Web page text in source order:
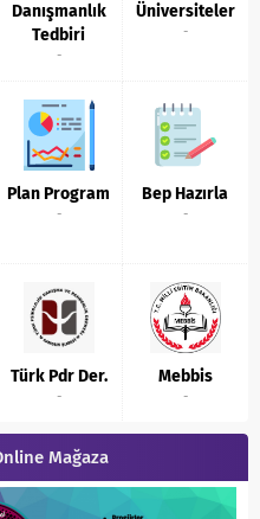
Danışmanlık
Tedbiri
-
Üniversiteler
-
Plan Program
-
Bep Hazırla
-
Türk Pdr Der.
-
Mebbis
-
Mağaza